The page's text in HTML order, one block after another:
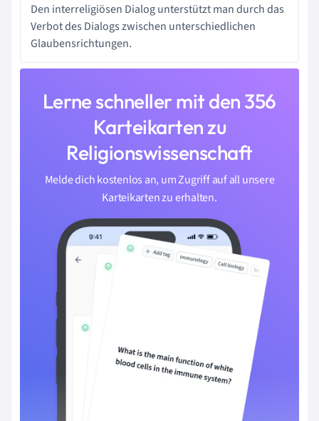
Den interreligiösen Dialog unterstützt man durch das
Verbot des Dialogs zwischen unterschiedlichen
Glaubensrichtungen.
Lerne schneller mit den 356
Karteikarten zu
Religionswissenschaft
Melde dich kostenlos an, um Zugriff auf all unsere
Karteikarten zu erhalten.